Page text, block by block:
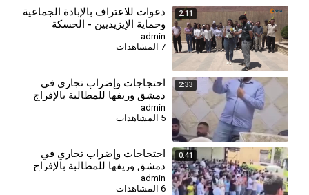
2:11
دعوات للاعتراف بالإبادة الجماعية
وحماية الإيزيديين - الحسكة
admin
7 المشاهدات
2:33
احتجاجات وإضراب تجاري في
دمشق وريفها للمطالبة بالإفراج
عن معتقلي عين منين
admin
5 المشاهدات
0:41
احتجاجات وإضراب تجاري في
دمشق وريفها للمطالبة بالإفراج
عن معتقلي عين منين
admin
6 المشاهدات